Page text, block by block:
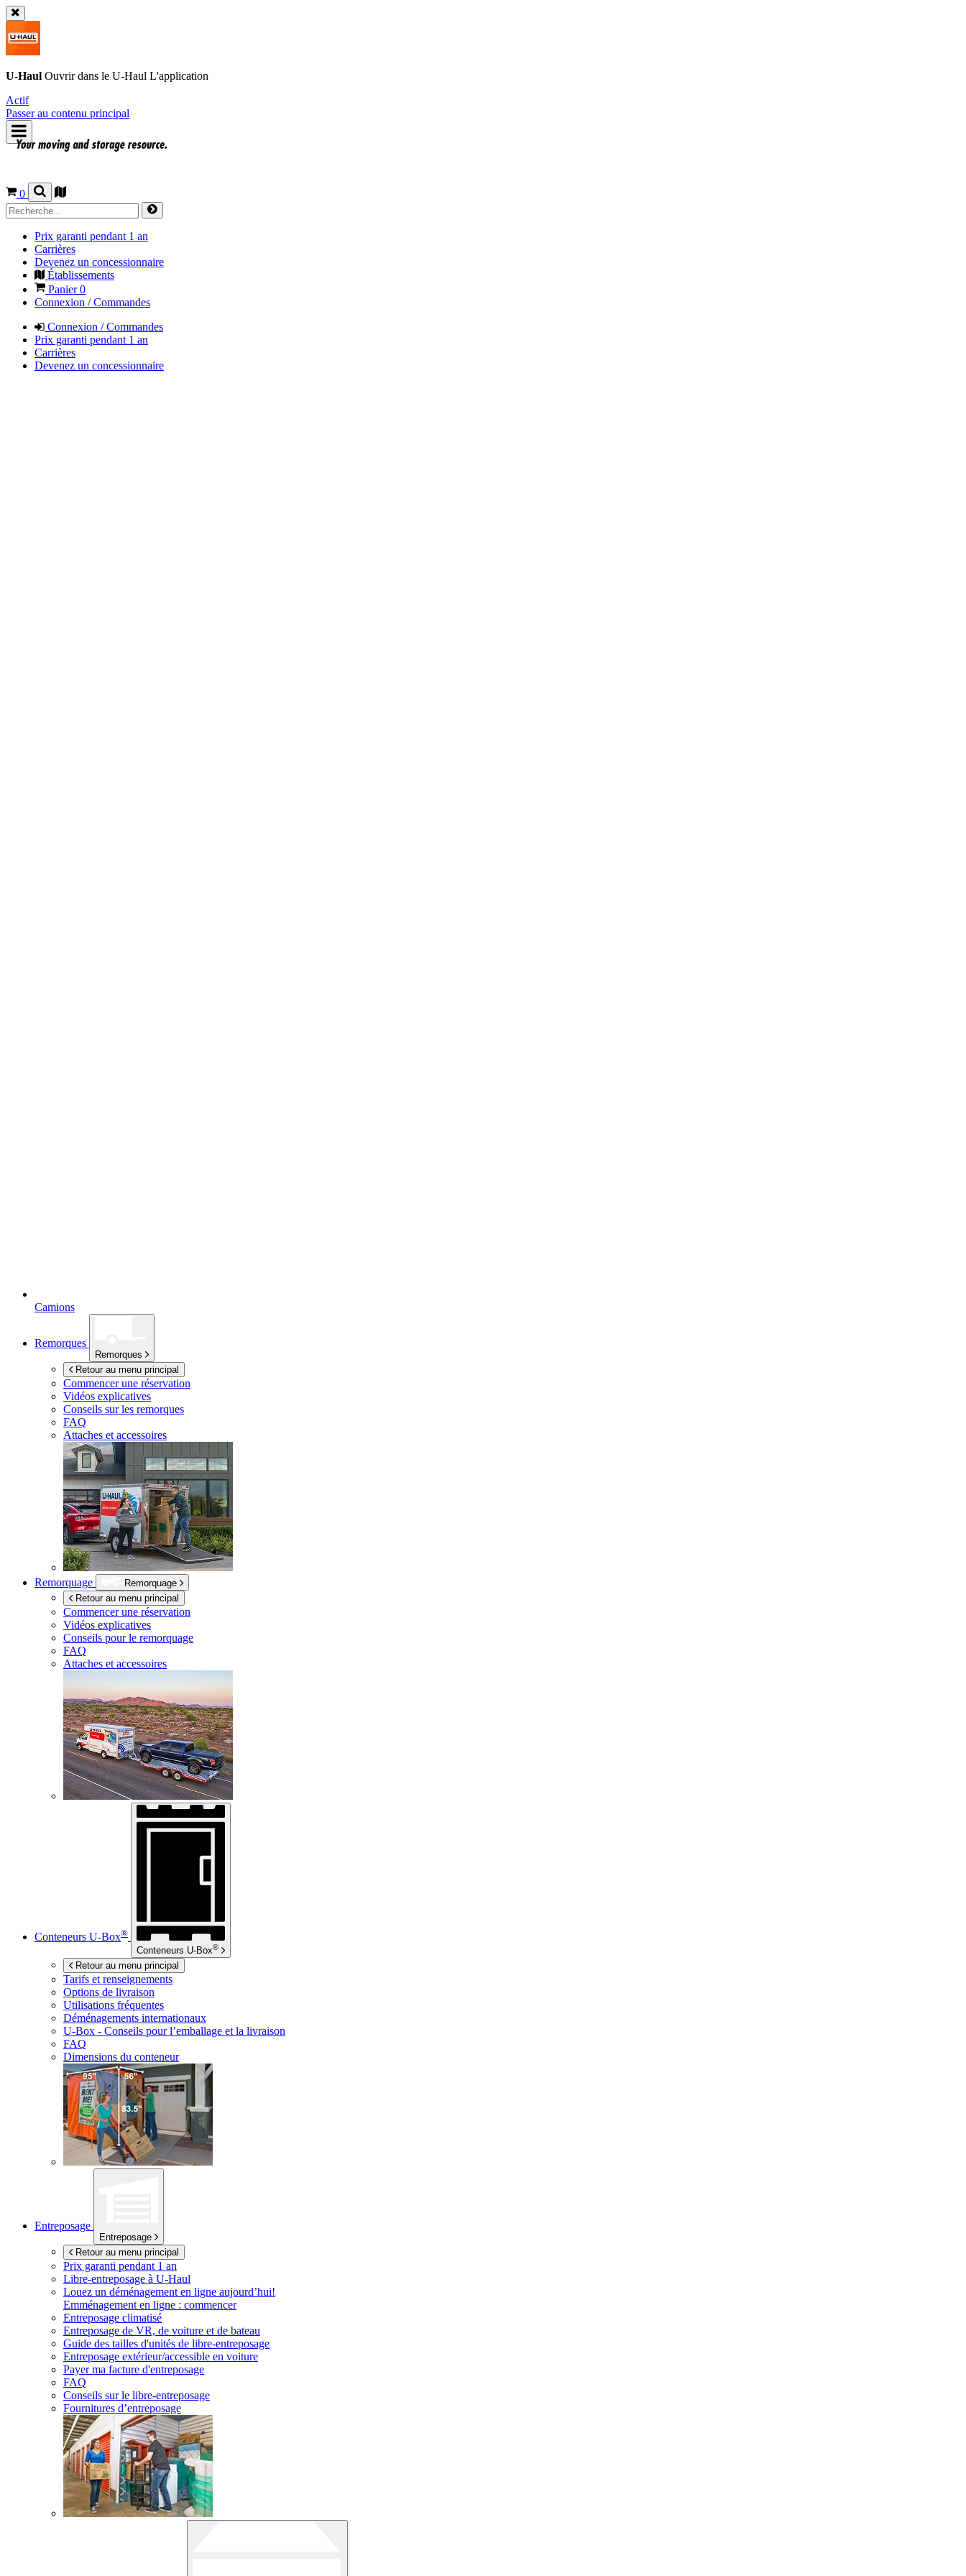
U-Haul Ouvrir dans le U-Haul L'application
Actif
Passer au contenu principal
0
Prix garanti pendant 1 an
Carrières
Devenez un concessionnaire
Établissements
Panier0
Connexion / Commandes
Connexion / Commandes
Prix garanti pendant 1 an
Carrières
Devenez un concessionnaire
Camions
Remorques
Remorques
Retour au menu principal
Commencer une réservation
Vidéos explicatives
Conseils sur les remorques
FAQ
Attaches et accessoires
Remorquage
Remorquage
Retour au menu principal
Commencer une réservation
Vidéos explicatives
Conseils pour le remorquage
FAQ
Attaches et accessoires
Conteneurs U-Box®
Conteneurs U-Box®
Retour au menu principal
Tarifs et renseignements
Options de livraison
Utilisations fréquentes
Déménagements internationaux
U-Box - Conseils pour l’emballage et la livraison
FAQ
Dimensions du conteneur
Entreposage
Entreposage
Retour au menu principal
Prix garanti pendant 1 an
Libre-entreposage à U-Haul
Louez un déménagement en ligne aujourd’hui!
Emménagement en ligne : commencer
Entreposage climatisé
Entreposage de VR, de voiture et de bateau
Guide des tailles d'unités de libre-entreposage
Entreposage extérieur/accessible en voiture
Payer ma facture d'entreposage
FAQ
Conseils sur le libre-entreposage
Fournitures d’entreposage